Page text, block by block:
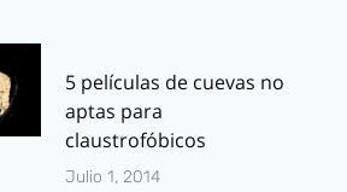
5 películas de cuevas no
aptas para
claustrofóbicos
Julio 1, 2014